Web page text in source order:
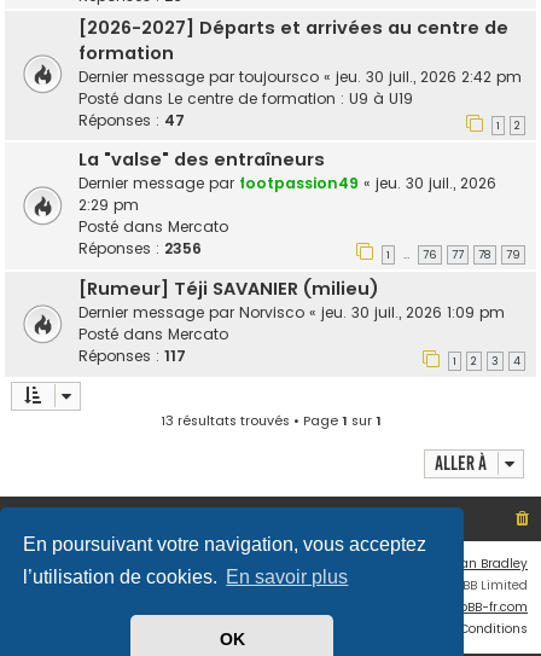
En poursuivant votre navigation, vous acceptez
l’utilisation de cookies. En savoir plus
OK
[2026-2027] Départs et arrivées au centre de
formation
Dernier message par toujoursco « jeu. 30 juil., 2026 2:42 pm
Posté dans Le centre de formation : U9 à U19
Réponses : 47 1 2
La "valse" des entraîneurs
Dernier message par footpassion49 « jeu. 30 juil., 2026
2:29 pm
Posté dans Mercato
Réponses : 2356 1 … 76 77 78 79
[Rumeur] Téji SAVANIER (milieu)
Dernier message par Norvisco « jeu. 30 juil., 2026 1:09 pm
Posté dans Mercato
Réponses : 117 1 2 3 4
13 résultats trouvés • Page1 sur1
Aller à
Index du forum
Ian Bradley
Développé parphpBB® Forum Software © phpBB Limited
phpBB-fr.com
Conditions